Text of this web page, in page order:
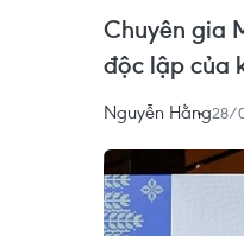
Chuyên gia
độc lập của
Nguyễn Hằng28/